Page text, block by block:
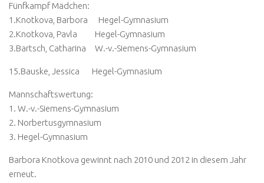
Fünfkampf Mädchen:
1.Knotkova, Barbora Hegel-Gymnasium
2.Knotkova, Pavla Hegel-Gymnasium
3.Bartsch, Catharina W.-v.-Siemens-Gymnasium
15.Bauske, Jessica Hegel-Gymnasium
Mannschaftswertung:
1. W.-v.-Siemens-Gymnasium
2. Norbertusgymnasium
3. Hegel-Gymnasium
Barbora Knotkova gewinnt nach 2010 und 2012 in diesem Jahr
erneut.